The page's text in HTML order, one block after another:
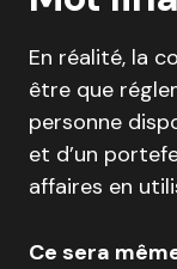
En réalité, la
être que
personne
et d’un
affaires en
Ce sera